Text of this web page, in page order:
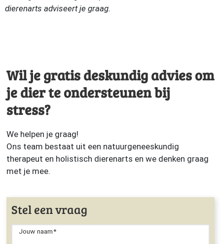
dierenarts adviseert je graag.
Wil je gratis deskundig advies om
je dier te ondersteunen bij
stress?
We helpen je graag!
Ons team bestaat uit een natuurgeneeskundig
therapeut en holistisch dierenarts en we denken graag
met je mee.
Stel een vraag
Jouw naam*